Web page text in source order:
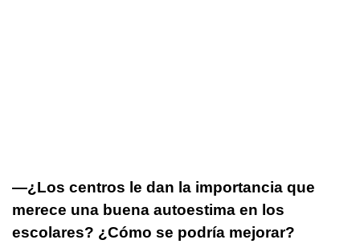
—¿Los centros le dan la importancia que
merece una buena autoestima en los
escolares? ¿Cómo se podría mejorar?